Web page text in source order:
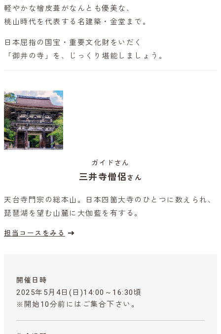
軽やかな檜皮葺がなんとも優美な、
桃山時代を代表する名建築・金堂まで。
日本屈指の国宝・重要文化財をいだく
「御井の寺」を、じっくり堪能しましょう。
ガイドさん
三井寺僧侶さん
天台寺門宗の総本山。日本四箇大寺のひとつに数えられ、
琵琶湖を望む山麓に大伽藍を有する。
担当コースをみる
開催日時
2025年5月4日(日)14:00～16:30頃
※開始10分前にはご集合下さい。